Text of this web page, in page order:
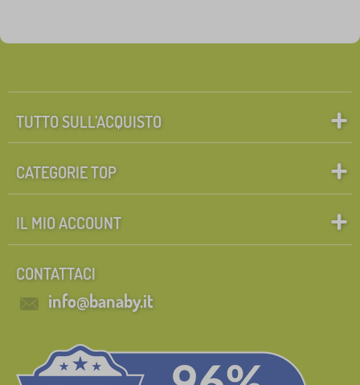
TUTTO SULL’ACQUISTO
CATEGORIE TOP
IL MIO ACCOUNT
CONTATTACI
info@banaby.it